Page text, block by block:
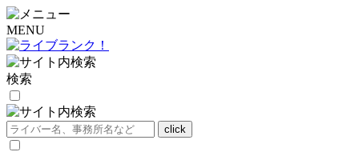
MENU
検索